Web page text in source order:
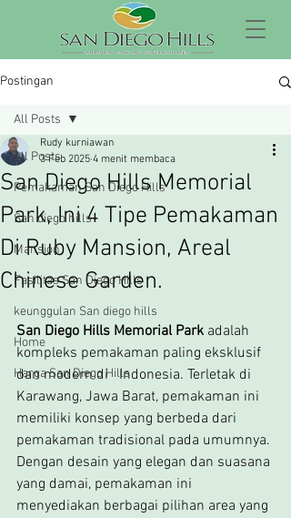
Postingan
All Posts
Pemakaman San Diego Hills
San diego hills
Mansion
Fasilitas San Diego Hills
keunggulan San diego hills
Home
Harga San Diego Hills
All Posts
San Diego Hills Memorial
Park, Ini 4 Tipe Pemakaman
Di Ruby Mansion, Areal
Chinese Garden.
Rudy kurniawan
3 Feb 2025 4 menit membaca
San Diego Hills Memorial Park adalah
kompleks pemakaman paling eksklusif
dan modern di   Indonesia. Terletak di
Karawang, Jawa Barat, pemakaman ini
memiliki konsep yang berbeda dari
pemakaman tradisional pada umumnya.
Dengan desain yang elegan dan suasana
yang damai, pemakaman ini
menyediakan berbagai pilihan area yang